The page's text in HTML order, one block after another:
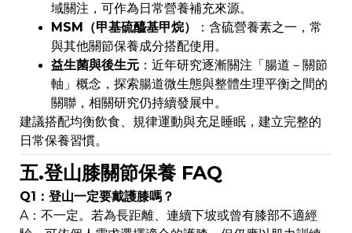
域關注，可作為日常營養補充來源。
MSM（甲基硫醯基甲烷）
：含硫營養素之一，常
與其他關節保養成分搭配使用。
益生菌與後生元 ：近年研究逐漸關注「腸道－關節
軸」概念，探索腸道微生態與整體生理平衡之間的
關聯，相關研究仍持續發展中。
建議搭配均衡飲食、規律運動與充足睡眠，建立完整的
日常保養習慣。
五.登山膝關節保養 FAQ
Q1：登山一定要戴護膝嗎？
A：不一定。若為長距離、連續下坡或曾有膝部不適經